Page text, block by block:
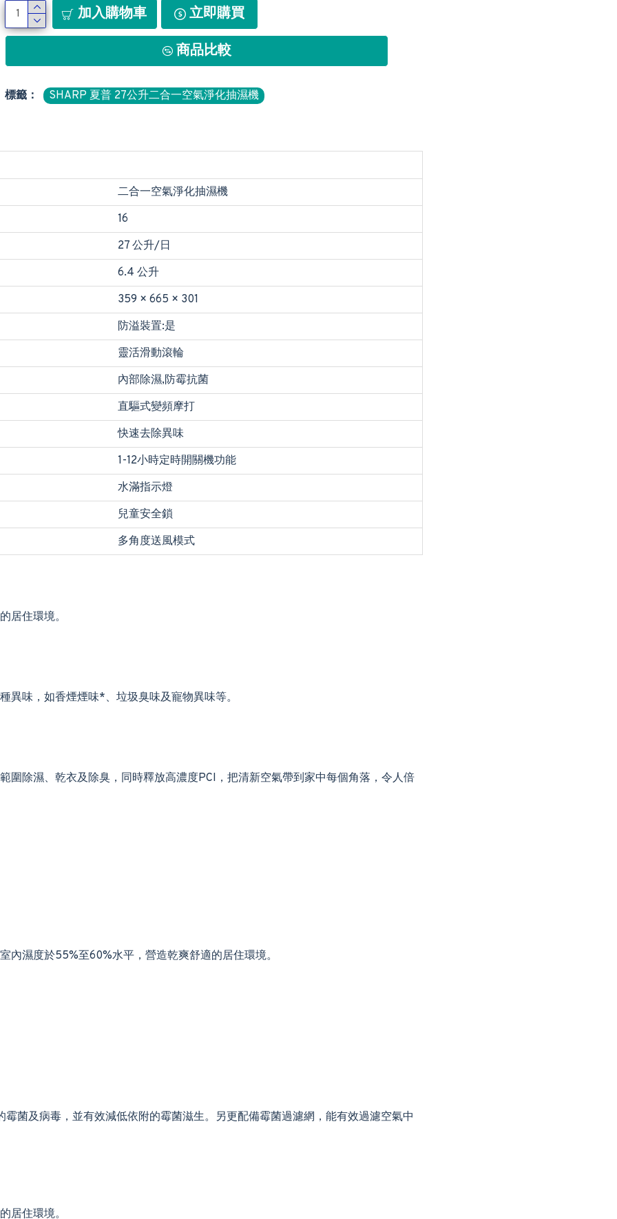
加入購物車 立即購買
商品比較
標籤： SHARP 夏普 27公升二合一空氣淨化抽濕機
二合一空氣淨化抽濕機
16
27 公升/日
6.4 公升
359 × 665 × 301
防溢裝置:是
靈活滑動滾輪
內部除濕,防霉抗菌
直驅式變頻摩打
快速去除異味
1-12小時定時開關機功能
水滿指示燈
兒童安全鎖
多角度送風模式
居住環境。
異味，如香煙煙味*、垃圾臭味及寵物異味等。
圍除濕、乾衣及除臭，同時釋放高濃度PCI，把清新空氣帶到家中每個角落，令人倍
內濕度於55%至60%水平，營造乾爽舒適的居住環境。
菌及病毒，並有效減低依附的霉菌滋生。另更配備霉菌過濾網，能有效過濾空氣中
居住環境。